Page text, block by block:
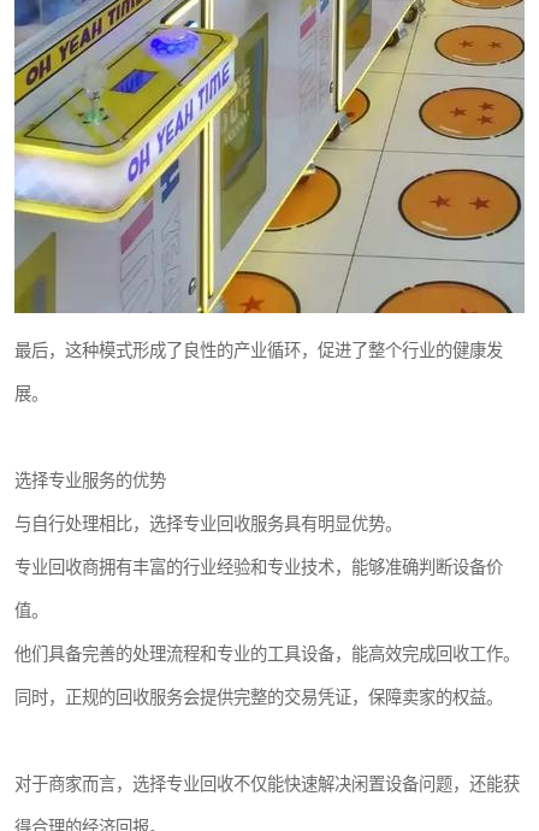
最后，这种模式形成了良性的产业循环，促进了整个行业的健康发
展。
选择专业服务的优势
与自行处理相比，选择专业回收服务具有明显优势。
专业回收商拥有丰富的行业经验和专业技术，能够准确判断设备价
值。
他们具备完善的处理流程和专业的工具设备，能高效完成回收工作。
同时，正规的回收服务会提供完整的交易凭证，保障卖家的权益。
对于商家而言，选择专业回收不仅能快速解决闲置设备问题，还能获